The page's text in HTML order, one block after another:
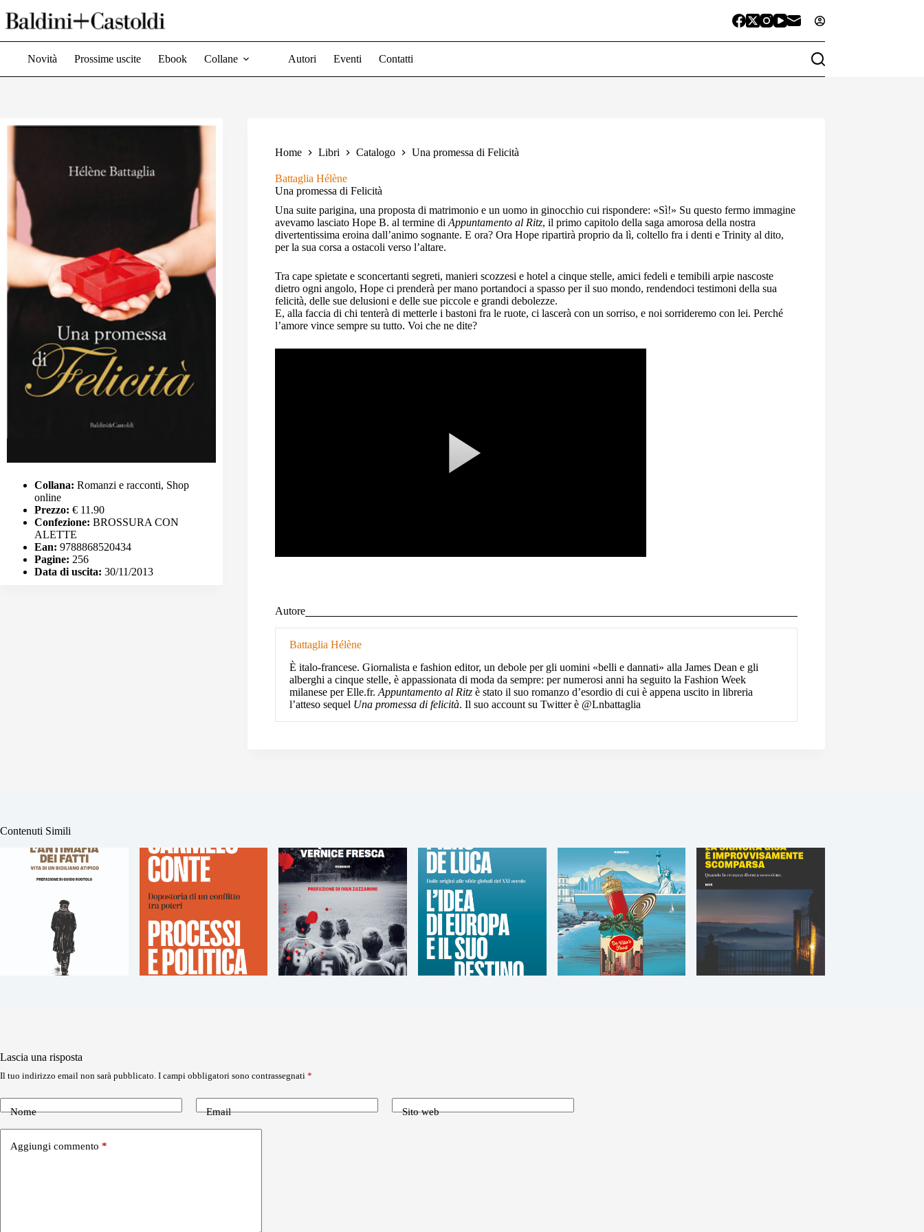
al
contenuto
Novità Prossime uscite Ebook Collane Autori Eventi Contatti
Home Libri Catalogo Una promessa di Felicità
Battaglia Hélène
Una promessa di Felicità
Una suite parigina, una proposta di matrimonio e un uomo in ginocchio cui rispondere: «Sì!» Su questo fermo immagine
avevamo lasciato Hope B. al termine di Appuntamento al Ritz, il primo capitolo della saga amorosa della nostra
divertentissima eroina dall’animo sognante. E ora? Ora Hope ripartirà proprio da lì, coltello fra i denti e Trinity al dito,
per la sua corsa a ostacoli verso l’altare.
Tra cape spietate e sconcertanti segreti, manieri scozzesi e hotel a cinque stelle, amici fedeli e temibili arpie nascoste
dietro ogni angolo, Hope ci prenderà per mano portandoci a spasso per il suo mondo, rendendoci testimoni della sua
felicità, delle sue delusioni e delle sue piccole e grandi debolezze.
E, alla faccia di chi tenterà di metterle i bastoni fra le ruote, ci lascerà con un sorriso, e noi sorrideremo con lei. Perché
l’amore vince sempre su tutto. Voi che ne dite?
Autore
Battaglia Hélène
È italo-francese. Giornalista e fashion editor, un debole per gli uomini «belli e dannati» alla James Dean e gli
alberghi a cinque stelle, è appassionata di moda da sempre: per numerosi anni ha seguito la Fashion Week
milanese per Elle.fr. Appuntamento al Ritz è stato il suo romanzo d’esordio di cui è appena uscito in libreria
l’atteso sequel Una promessa di felicità. Il suo account su Twitter è @Lnbattaglia
Collana: Romanzi e racconti, Shop
online
Prezzo: € 11.90
Confezione: BROSSURA CON
ALETTE
Ean: 9788868520434
Pagine: 256
Data di uscita: 30/11/2013
Contenuti Simili
Lascia una risposta
Il tuo indirizzo email non sarà pubblicato. I campi obbligatori sono contrassegnati *
Nome Email Sito web
Aggiungi commento *